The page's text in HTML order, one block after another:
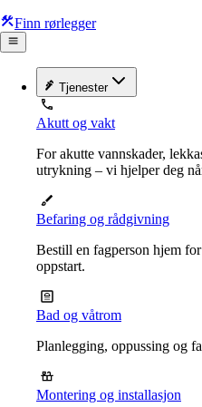
Finn rørlegger
Tjenester
Akutt og vakt
For akutte vannskader,
utrykning – vi hjelper deg
Befaring og rådgivning
Bestill en fagperson hjem
oppstart.
Bad og våtrom
Planlegging, oppussing og
Montering og installasjon